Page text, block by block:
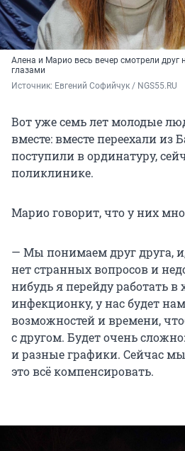
Алена и Марио весь вечер смотрели
глазами
Источник: Евгений Софийчук / NGS55.RU
Вот уже семь лет молодые
вместе: вместе переехали из
поступили в ординатуру,
поликлинике.
Марио говорит, что у них
— Мы понимаем друг друга,
нет странных вопросов и
нибудь я перейду работать
инфекционку, у нас будет
возможностей и времени,
с другом. Будет очень
и разные графики. Сейчас мы
это всё компенсировать.